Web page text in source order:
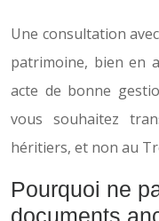
Une consultation
patrimoine, bien en
acte de bonne
vous souhaitez
héritiers, et non au
Pourquoi ne
documents